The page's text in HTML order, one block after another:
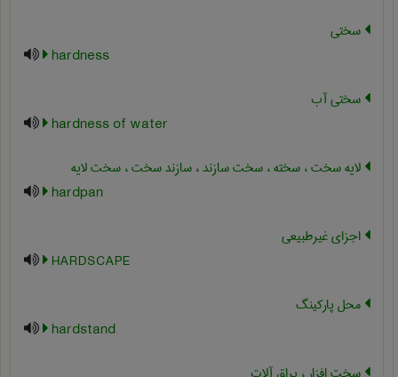
سختی
hardness
سختی آب
hardness of water
لایه سخت ، سخته ، سخت سازند ، سازند سخت ، سخت لایه
hardpan
اجزای غیرطبیعی
HARDSCAPE
محل پارکینگ
hardstand